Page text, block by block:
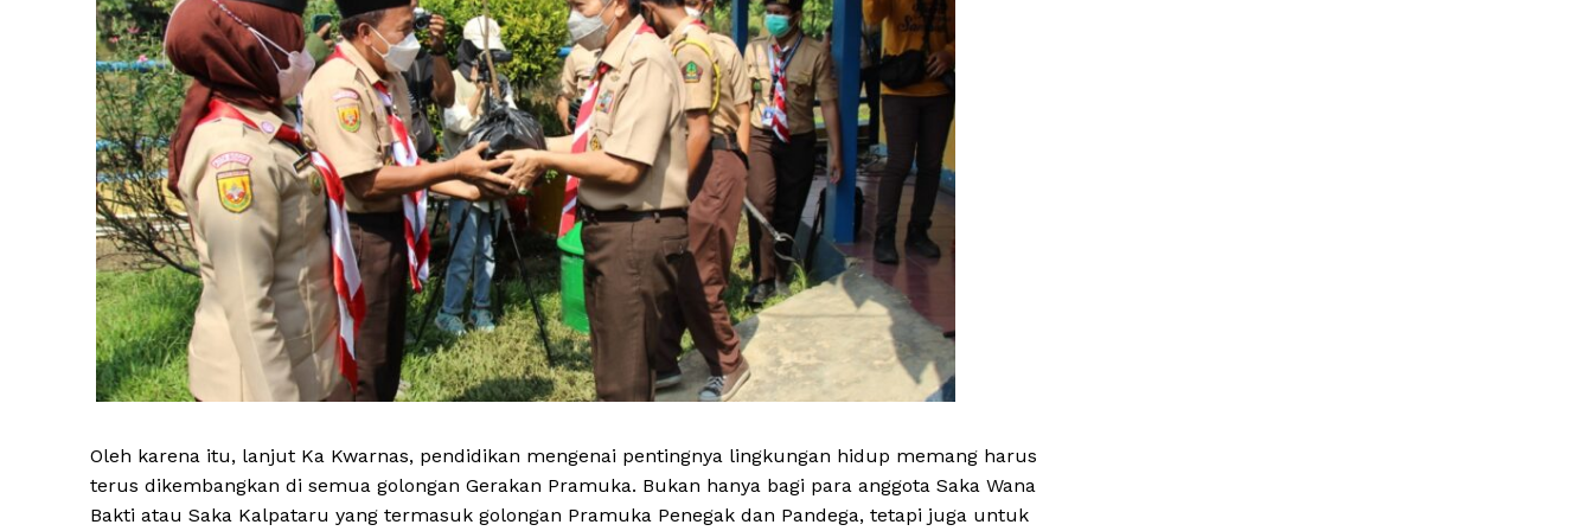
Oleh karena itu, lanjut Ka Kwarnas, pendidikan mengenai pentingnya lingkungan hidup memang harus
terus dikembangkan di semua golongan Gerakan Pramuka. Bukan hanya bagi para anggota Saka Wana
Bakti atau Saka Kalpataru yang termasuk golongan Pramuka Penegak dan Pandega, tetapi juga untuk